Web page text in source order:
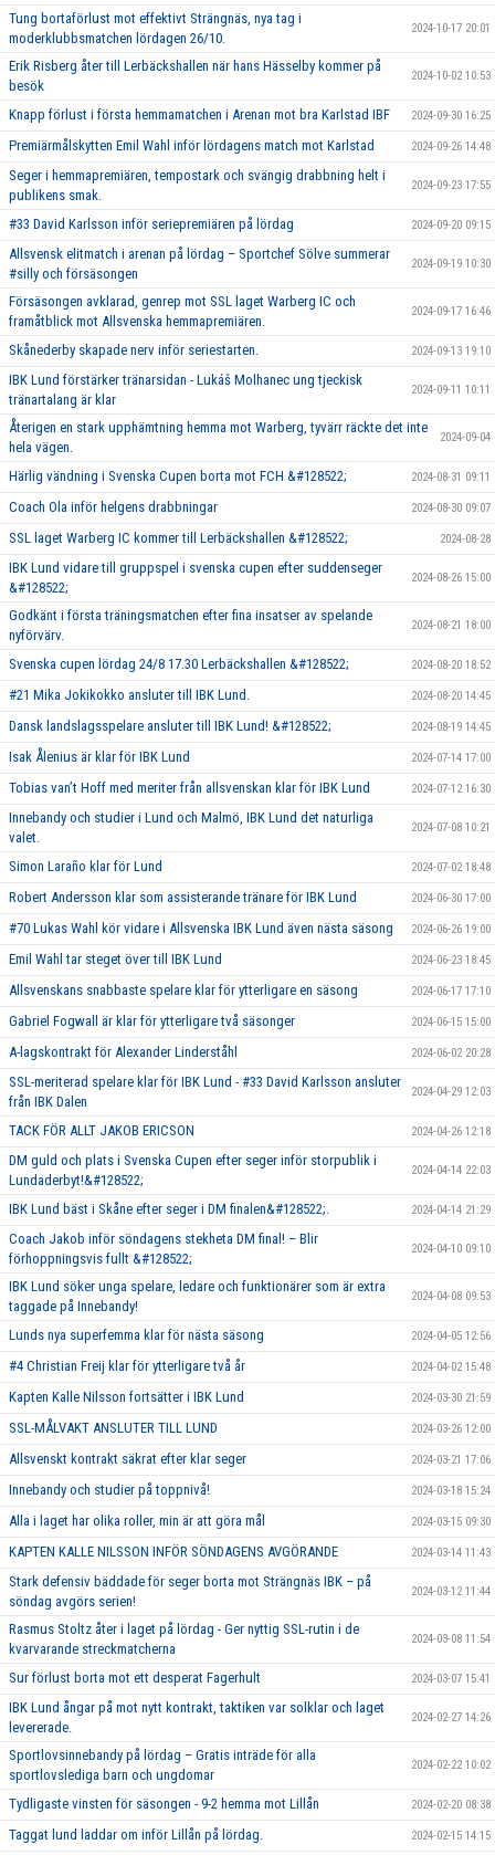
Tung bortaförlust mot effektivt Strängnäs, nya tag i
moderklubbsmatchen lördagen 26/10.
2024-10-17 20:01
Erik Risberg åter till Lerbäckshallen när hans Hässelby kommer på
besök
2024-10-02 10:53
Knapp förlust i första hemmamatchen i Arenan mot bra Karlstad IBF 2024-09-30 16:25
Premiärmålskytten Emil Wahl inför lördagens match mot Karlstad 2024-09-26 14:48
Seger i hemmapremiären, tempostark och svängig drabbning helt i
publikens smak.
2024-09-23 17:55
#33 David Karlsson inför seriepremiären på lördag 2024-09-20 09:15
Allsvensk elitmatch i arenan på lördag – Sportchef Sölve summerar
#silly och försäsongen
2024-09-19 10:30
Försäsongen avklarad, genrep mot SSL laget Warberg IC och
framåtblick mot Allsvenska hemmapremiären.
2024-09-17 16:46
Skånederby skapade nerv inför seriestarten. 2024-09-13 19:10
IBK Lund förstärker tränarsidan - Lukáš Molhanec ung tjeckisk
tränartalang är klar
2024-09-11 10:11
Återigen en stark upphämtning hemma mot Warberg, tyvärr räckte det inte
hela vägen.
2024-09-04
Härlig vändning i Svenska Cupen borta mot FCH &#128522; 2024-08-31 09:11
Coach Ola inför helgens drabbningar 2024-08-30 09:07
SSL laget Warberg IC kommer till Lerbäckshallen &#128522; 2024-08-28
IBK Lund vidare till gruppspel i svenska cupen efter suddenseger
&#128522;
2024-08-26 15:00
Godkänt i första träningsmatchen efter fina insatser av spelande
nyförvärv.
2024-08-21 18:00
Svenska cupen lördag 24/8 17.30 Lerbäckshallen &#128522; 2024-08-20 18:52
#21 Mika Jokikokko ansluter till IBK Lund. 2024-08-20 14:45
Dansk landslagsspelare ansluter till IBK Lund! &#128522; 2024-08-19 14:45
Isak Ålenius är klar för IBK Lund 2024-07-14 17:00
Tobias van’t Hoff med meriter från allsvenskan klar för IBK Lund 2024-07-12 16:30
Innebandy och studier i Lund och Malmö, IBK Lund det naturliga
valet.
2024-07-08 10:21
Simon Laraño klar för Lund 2024-07-02 18:48
Robert Andersson klar som assisterande tränare för IBK Lund 2024-06-30 17:00
#70 Lukas Wahl kör vidare i Allsvenska IBK Lund även nästa säsong 2024-06-26 19:00
Emil Wahl tar steget över till IBK Lund 2024-06-23 18:45
Allsvenskans snabbaste spelare klar för ytterligare en säsong 2024-06-17 17:10
Gabriel Fogwall är klar för ytterligare två säsonger 2024-06-15 15:00
A-lagskontrakt för Alexander Linderståhl 2024-06-02 20:28
SSL-meriterad spelare klar för IBK Lund - #33 David Karlsson ansluter
från IBK Dalen
2024-04-29 12:03
TACK FÖR ALLT JAKOB ERICSON 2024-04-26 12:18
DM guld och plats i Svenska Cupen efter seger inför storpublik i
Lundaderbyt!&#128522;
2024-04-14 22:03
IBK Lund bäst i Skåne efter seger i DM finalen&#128522;. 2024-04-14 21:29
Coach Jakob inför söndagens stekheta DM final! – Blir
förhoppningsvis fullt &#128522;
2024-04-10 09:10
IBK Lund söker unga spelare, ledare och funktionärer som är extra
taggade på Innebandy!
2024-04-08 09:53
Lunds nya superfemma klar för nästa säsong 2024-04-05 12:56
#4 Christian Freij klar för ytterligare två år 2024-04-02 15:48
Kapten Kalle Nilsson fortsätter i IBK Lund 2024-03-30 21:59
SSL-MÅLVAKT ANSLUTER TILL LUND 2024-03-26 12:00
Allsvenskt kontrakt säkrat efter klar seger 2024-03-21 17:06
Innebandy och studier på toppnivå! 2024-03-18 15:24
Alla i laget har olika roller, min är att göra mål 2024-03-15 09:30
KAPTEN KALLE NILSSON INFÖR SÖNDAGENS AVGÖRANDE 2024-03-14 11:43
Stark defensiv bäddade för seger borta mot Strängnäs IBK – på
söndag avgörs serien!
2024-03-12 11:44
Rasmus Stoltz åter i laget på lördag - Ger nyttig SSL-rutin i de
kvarvarande streckmatcherna
2024-03-08 11:54
Sur förlust borta mot ett desperat Fagerhult 2024-03-07 15:41
IBK Lund ångar på mot nytt kontrakt, taktiken var solklar och laget
levererade.
2024-02-27 14:26
Sportlovsinnebandy på lördag – Gratis inträde för alla
sportlovslediga barn och ungdomar
2024-02-22 10:02
Tydligaste vinsten för säsongen - 9-2 hemma mot Lillån 2024-02-20 08:38
Taggat lund laddar om inför Lillån på lördag. 2024-02-15 14:15